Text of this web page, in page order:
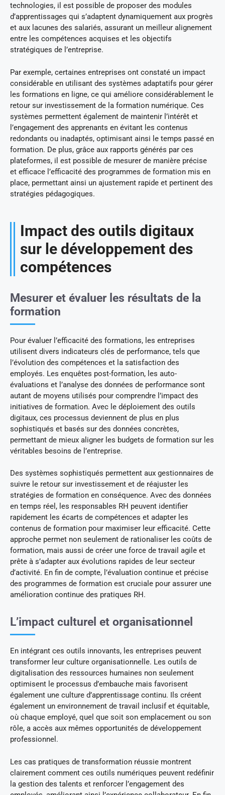
technologies, il est possible de proposer des modules
d’apprentissages qui s’adaptent dynamiquement aux progrès
et aux lacunes des salariés, assurant un meilleur alignement
entre les compétences acquises et les objectifs
stratégiques de l’entreprise.
Par exemple, certaines entreprises ont constaté un impact
considérable en utilisant des systèmes adaptatifs pour gérer
les formations en ligne, ce qui améliore considérablement le
retour sur investissement de la formation numérique. Ces
systèmes permettent également de maintenir l’intérêt et
l’engagement des apprenants en évitant les contenus
redondants ou inadaptés, optimisant ainsi le temps passé en
formation. De plus, grâce aux rapports générés par ces
plateformes, il est possible de mesurer de manière précise
et efficace l’efficacité des programmes de formation mis en
place, permettant ainsi un ajustement rapide et pertinent des
stratégies pédagogiques.
Impact des outils digitaux
sur le développement des
compétences
Mesurer et évaluer les résultats de la
formation
Pour évaluer l’efficacité des formations, les entreprises
utilisent divers indicateurs clés de performance, tels que
l’évolution des compétences et la satisfaction des
employés. Les enquêtes post-formation, les auto-
évaluations et l’analyse des données de performance sont
autant de moyens utilisés pour comprendre l’impact des
initiatives de formation. Avec le déploiement des outils
digitaux, ces processus deviennent de plus en plus
sophistiqués et basés sur des données concrètes,
permettant de mieux aligner les budgets de formation sur les
véritables besoins de l’entreprise.
Des systèmes sophistiqués permettent aux gestionnaires de
suivre le retour sur investissement et de réajuster les
stratégies de formation en conséquence. Avec des données
en temps réel, les responsables RH peuvent identifier
rapidement les écarts de compétences et adapter les
contenus de formation pour maximiser leur efficacité. Cette
approche permet non seulement de rationaliser les coûts de
formation, mais aussi de créer une force de travail agile et
prête à s’adapter aux évolutions rapides de leur secteur
d’activité. En fin de compte, l’évaluation continue et précise
des programmes de formation est cruciale pour assurer une
amélioration continue des pratiques RH.
L’impact culturel et organisationnel
En intégrant ces outils innovants, les entreprises peuvent
transformer leur culture organisationnelle. Les outils de
digitalisation des ressources humaines non seulement
optimisent le processus d’embauche mais favorisent
également une culture d’apprentissage continu. Ils créent
également un environnement de travail inclusif et équitable,
où chaque employé, quel que soit son emplacement ou son
rôle, a accès aux mêmes opportunités de développement
professionnel.
Les cas pratiques de transformation réussie montrent
clairement comment ces outils numériques peuvent redéfinir
la gestion des talents et renforcer l’engagement des